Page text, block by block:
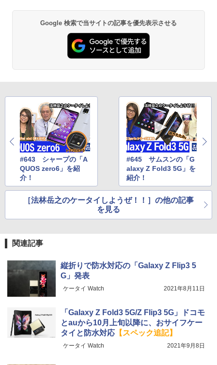
Google 検索で当サイトの記事を優先表示させる
#643 シャープの「A
QUOS zero6」を紹
介！
#645 サムスンの「G
alaxy Z Fold3 5G」を
紹介！
［法林岳之のケータイしようぜ！！］の他の記事
を見る
関連記事
縦折りで防水対応の「Galaxy Z Flip3 5
G」発表
ケータイ Watch 2021年8月11日
「Galaxy Z Fold3 5G/Z Flip3 5G」ドコモ
とauから10月上旬以降に、おサイフケー
タイと防水対応【スペック追記】
ケータイ Watch 2021年9月8日